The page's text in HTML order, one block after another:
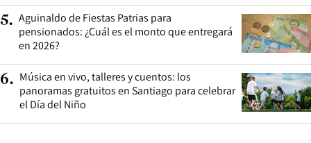
5. Aguinaldo de Fiestas Patrias para
pensionados: ¿Cuál es el monto que entregará
en 2026?
6. Música en vivo, talleres y cuentos: los
panoramas gratuitos en Santiago para celebrar
el Día del Niño